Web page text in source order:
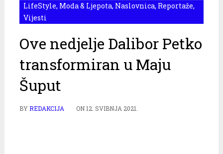
LifeStyle, Moda & Ljepota, Naslovnica, Reportaže,
Vijesti
Ove nedjelje Dalibor Petko
transformiran u Maju
Šuput
BYREDAKCIJA ON12. SVIBNJA 2021.